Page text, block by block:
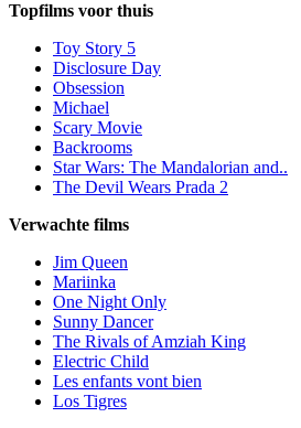
Topfilms voor thuis
Toy Story 5
Disclosure Day
Obsession
Michael
Scary Movie
Backrooms
Star Wars: The Mandalorian and..
The Devil Wears Prada 2
Verwachte films
Jim Queen
Mariinka
One Night Only
Sunny Dancer
The Rivals of Amziah King
Electric Child
Les enfants vont bien
Los Tigres